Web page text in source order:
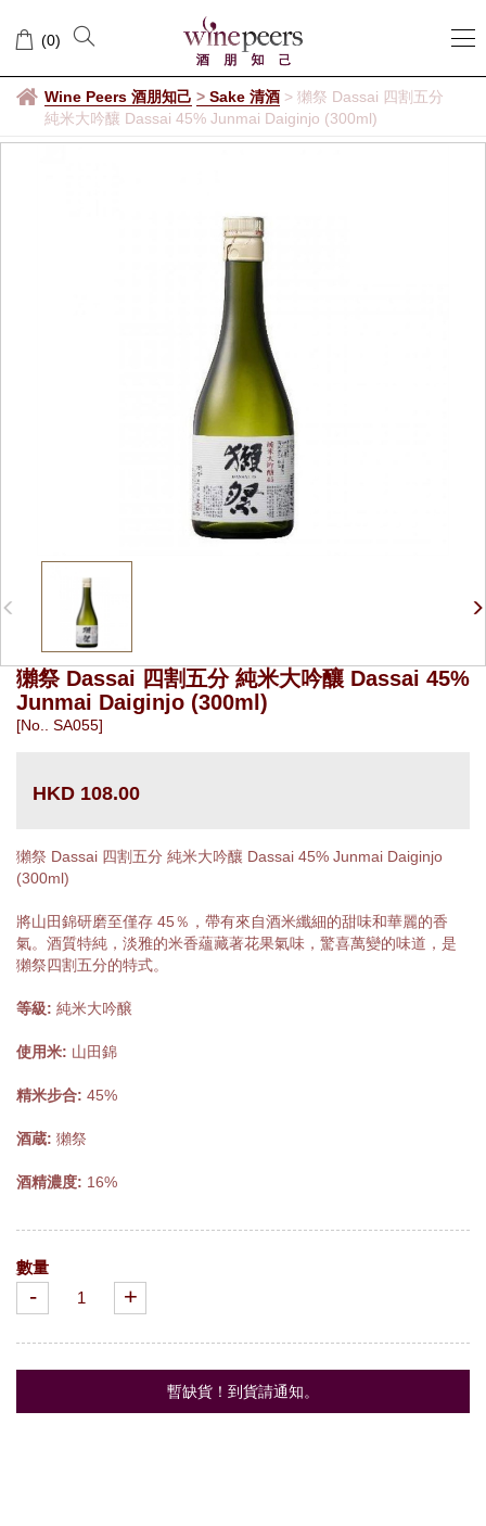
(0)
Wine Peers 酒朋知己 > Sake 清酒 > 獺祭 Dassai 四割五分
純米大吟釀 Dassai 45% Junmai Daiginjo (300ml)
獺祭 Dassai 四割五分 純米大吟釀 Dassai 45%
Junmai Daiginjo (300ml)
[No.. SA055]
HKD 108.00
獺祭 Dassai 四割五分 純米大吟釀 Dassai 45% Junmai Daiginjo
(300ml)
將山田錦研磨至僅存 45％，帶有來自酒米纖細的甜味和華麗的香
氣。酒質特純，淡雅的米香蘊藏著花果氣味，驚喜萬變的味道，是
獺祭四割五分的特式。
等級: 純米大吟醸
使用米: 山田錦
精米步合: 45%
酒蔵: 獺祭
酒精濃度: 16%
數量
- +
暫缺貨！到貨請通知。